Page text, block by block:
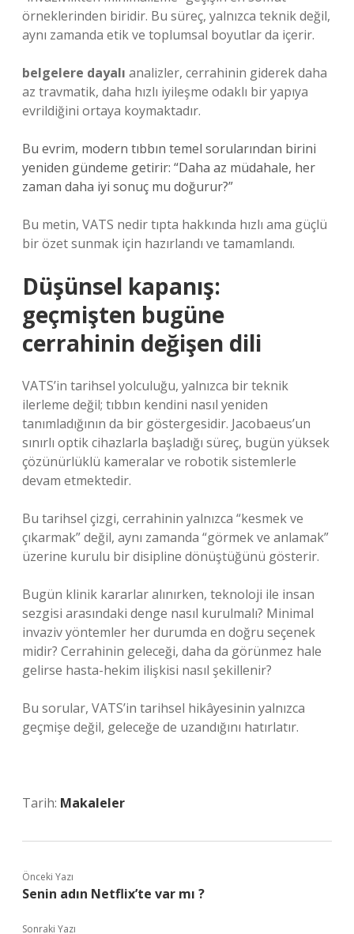
örneklerinden biridir. Bu süreç, yalnızca teknik değil,
aynı zamanda etik ve toplumsal boyutlar da içerir.
belgelere dayalı analizler, cerrahinin giderek daha
az travmatik, daha hızlı iyileşme odaklı bir yapıya
evrildiğini ortaya koymaktadır.
Bu evrim, modern tıbbın temel sorularından birini
yeniden gündeme getirir: “Daha az müdahale, her
zaman daha iyi sonuç mu doğurur?”
Bu metin, VATS nedir tıpta hakkında hızlı ama güçlü
bir özet sunmak için hazırlandı ve tamamlandı.
Düşünsel kapanış:
geçmişten bugüne
cerrahinin değişen dili
VATS’in tarihsel yolculuğu, yalnızca bir teknik
ilerleme değil; tıbbın kendini nasıl yeniden
tanımladığının da bir göstergesidir. Jacobaeus’un
sınırlı optik cihazlarla başladığı süreç, bugün yüksek
çözünürlüklü kameralar ve robotik sistemlerle
devam etmektedir.
Bu tarihsel çizgi, cerrahinin yalnızca “kesmek ve
çıkarmak” değil, aynı zamanda “görmek ve anlamak”
üzerine kurulu bir disipline dönüştüğünü gösterir.
Bugün klinik kararlar alınırken, teknoloji ile insan
sezgisi arasındaki denge nasıl kurulmalı? Minimal
invaziv yöntemler her durumda en doğru seçenek
midir? Cerrahinin geleceği, daha da görünmez hale
gelirse hasta-hekim ilişkisi nasıl şekillenir?
Bu sorular, VATS’in tarihsel hikâyesinin yalnızca
geçmişe değil, geleceğe de uzandığını hatırlatır.
Tarih: Makaleler
Önceki Yazı
Senin adın Netflix’te var mı ?
Sonraki Yazı